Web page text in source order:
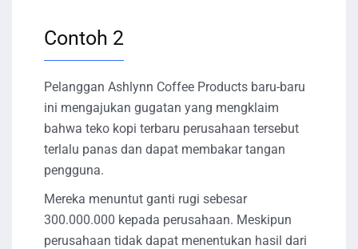
Contoh 2
Pelanggan Ashlynn Coffee Products baru-baru
ini mengajukan gugatan yang mengklaim
bahwa teko kopi terbaru perusahaan tersebut
terlalu panas dan dapat membakar tangan
pengguna.
Mereka menuntut ganti rugi sebesar
300.000.000 kepada perusahaan. Meskipun
perusahaan tidak dapat menentukan hasil dari